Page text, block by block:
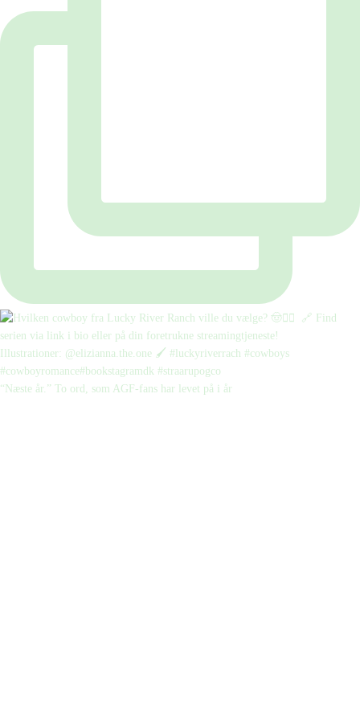
“Næste år.” To ord, som AGF-fans har levet på i år